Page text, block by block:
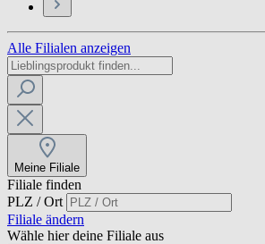
Alle Filialen anzeigen
Meine Filiale
Filiale finden
PLZ / Ort
Filiale ändern
Wähle hier deine Filiale aus